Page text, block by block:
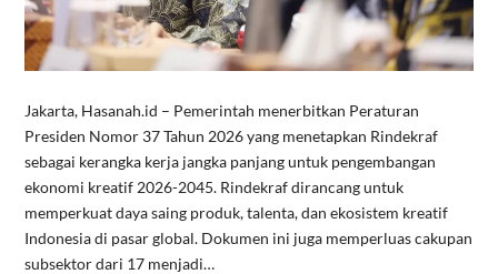
Jakarta, Hasanah.id – Pemerintah menerbitkan Peraturan
Presiden Nomor 37 Tahun 2026 yang menetapkan Rindekraf
sebagai kerangka kerja jangka panjang untuk pengembangan
ekonomi kreatif 2026-2045. Rindekraf dirancang untuk
memperkuat daya saing produk, talenta, dan ekosistem kreatif
Indonesia di pasar global. Dokumen ini juga memperluas cakupan
subsektor dari 17 menjadi…